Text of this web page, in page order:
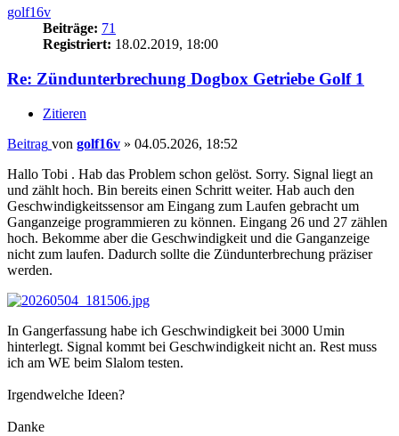
golf16v
Beiträge: 71
Registriert: 18.02.2019, 18:00
Re: Zündunterbrechung Dogbox Getriebe Golf 1
Zitieren
Beitrag von golf16v » 04.05.2026, 18:52
Hallo Tobi . Hab das Problem schon gelöst. Sorry. Signal liegt an
und zählt hoch. Bin bereits einen Schritt weiter. Hab auch den
Geschwindigkeitssensor am Eingang zum Laufen gebracht um
Ganganzeige programmieren zu können. Eingang 26 und 27 zählen
hoch. Bekomme aber die Geschwindigkeit und die Ganganzeige
nicht zum laufen. Dadurch sollte die Zündunterbrechung präziser
werden.
In Gangerfassung habe ich Geschwindigkeit bei 3000 Umin
hinterlegt. Signal kommt bei Geschwindigkeit nicht an. Rest muss
ich am WE beim Slalom testen.
Irgendwelche Ideen?
Danke